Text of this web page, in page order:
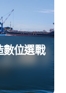
數位選戰